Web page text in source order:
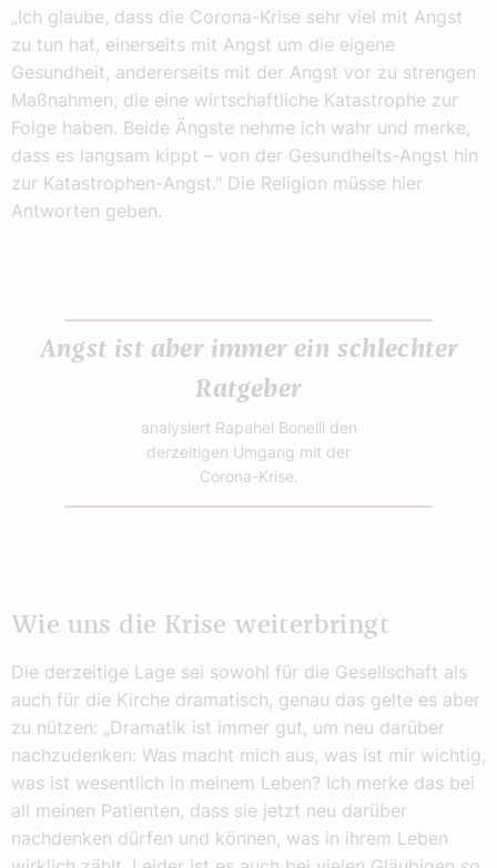
„Ich glaube, dass die Corona-Krise sehr viel mit Angst
zu tun hat, einerseits mit Angst um die eigene
Gesundheit, andererseits mit der Angst vor zu strengen
Maßnahmen, die eine wirtschaftliche Katastrophe zur
Folge haben. Beide Ängste nehme ich wahr und merke,
dass es langsam kippt – von der Gesundheits-Angst hin
zur Katastrophen-Angst." Die Religion müsse hier
Antworten geben.
Angst ist aber immer ein schlechter
Ratgeber
analysiert Rapahel Bonelli den
derzeitigen Umgang mit der
Corona-Krise.
Wie uns die Krise weiterbringt
Die derzeitige Lage sei sowohl für die Gesellschaft als
auch für die Kirche dramatisch, genau das gelte es aber
zu nützen: „Dramatik ist immer gut, um neu darüber
nachzudenken: Was macht mich aus, was ist mir wichtig,
was ist wesentlich in meinem Leben? Ich merke das bei
all meinen Patienten, dass sie jetzt neu darüber
nachdenken dürfen und können, was in ihrem Leben